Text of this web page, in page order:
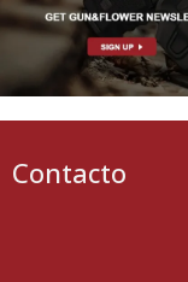
Contacto